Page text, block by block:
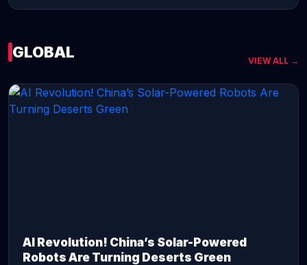
GLOBAL VIEW ALL →
AI Revolution! China’s Solar-Powered
Robots Are Turning Deserts Green